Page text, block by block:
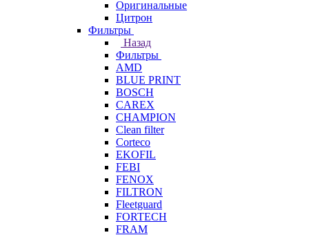
Оригинальные
Цитрон
Фильтры
Назад
Фильтры
AMD
BLUE PRINT
BOSCH
CAREX
CHAMPION
Clean filter
Corteco
EKOFIL
FEBI
FENOX
FILTRON
Fleetguard
FORTECH
FRAM